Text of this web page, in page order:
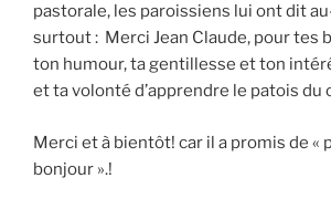
pastorale, les paroissiens lui ont dit
surtout : Merci Jean Claude, pour tes
ton humour, ta gentillesse et ton
et ta volonté d’apprendre le patois du
Merci et à bientôt! car il a promis de «
bonjour ».!